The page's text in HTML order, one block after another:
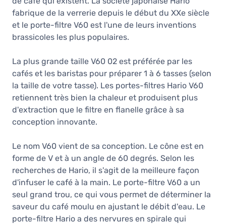
En stock
céramique, vert turquoise
En stock
Hario V60 taille 02 porte-filtre en
céramique, gris
28,90 €
En stock
28,90 €
En stock
Hario V60 taille 02 porte-filtre en
céramique, bleu
28,90 €
En stock
fabrique de la verrerie depuis le début du XXe siècle
et le porte-filtre V60 est l'une de leurs inventions
brassicoles les plus populaires.
La plus grande taille V60 02 est préférée par les
cafés et les baristas pour préparer 1 à 6 tasses (selon
la taille de votre tasse). Les portes-filtres Hario V60
retiennent très bien la chaleur et produisent plus
d'extraction que le filtre en flanelle grâce à sa
conception innovante.
Le nom V60 vient de sa conception. Le cône est en
forme de V et à un angle de 60 degrés. Selon les
recherches de Hario, il s'agit de la meilleure façon
d'infuser le café à la main. Le porte-filtre V60 a un
seul grand trou, ce qui vous permet de déterminer la
saveur du café moulu en ajustant le débit d'eau. Le
porte-filtre Hario a des nervures en spirale qui